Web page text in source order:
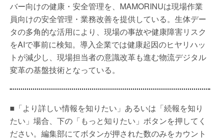
バー向けの健康・安全管理を、MAMORINUは現場作業
員向けの安全管理・業務改善を提供している。生体デー
タの多角的な活用により、現場の事故や健康障害リスク
をAIで事前に検知。導入企業では健康起因のヒヤリハッ
トが減少し、現場担当者の意識改革も進む物流デジタル
変革の基盤技術となっている。
■「より詳しい情報を知りたい」あるいは「続報を知り
たい」場合、下の「もっと知りたい」ボタンを押してく
ださい。編集部にてボタンが押された数のみをカウント